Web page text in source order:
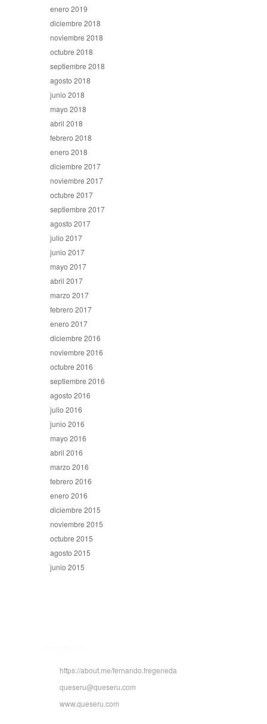
enero 2019
diciembre 2018
noviembre 2018
octubre 2018
septiembre 2018
agosto 2018
junio 2018
mayo 2018
abril 2018
febrero 2018
enero 2018
diciembre 2017
noviembre 2017
octubre 2017
septiembre 2017
agosto 2017
julio 2017
junio 2017
mayo 2017
abril 2017
marzo 2017
febrero 2017
enero 2017
diciembre 2016
noviembre 2016
octubre 2016
septiembre 2016
agosto 2016
julio 2016
junio 2016
mayo 2016
abril 2016
marzo 2016
febrero 2016
enero 2016
diciembre 2015
noviembre 2015
octubre 2015
agosto 2015
junio 2015
https://about.me/fernando.fregeneda
queseru@queseru.com
www.queseru.com